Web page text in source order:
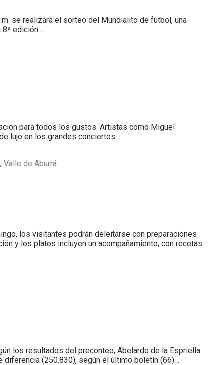
se realizará el sorteo del Mundialito de fútbol, una
8ª edición.…
para todos los gustos. Artistas como Miguel
lujo en los grandes conciertos…
, Valle de Aburrá
los visitantes podrán deleitarse con preparaciones
y los platos incluyen un acompañamiento, con recetas
los resultados del preconteo, Abelardo de la Espriella
(250.830), según el último boletín (66)…